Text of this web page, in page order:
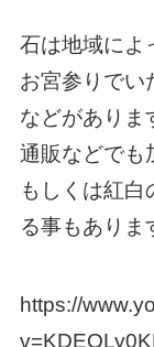
石は地域によ
お宮参りでい
などがありま
通販などでも
もしくは紅白
る事もありま
https://